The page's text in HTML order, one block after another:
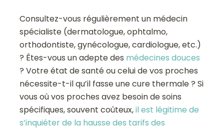
Consultez-vous régulièrement un médecin
spécialiste (dermatologue, ophtalmo,
orthodontiste, gynécologue, cardiologue, etc.)
? Êtes-vous un adepte des médecines douces
? Votre état de santé ou celui de vos proches
nécessite-t-il qu’il fasse une cure thermale ? Si
vous où vos proches avez besoin de soins
spécifiques, souvent coûteux,il est légitime de
s’inquiéter de la hausse des tarifs des